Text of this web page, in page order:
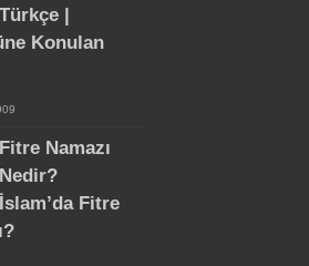
Türkçe |
Konulan
Fitre Namazı
Nedir?
İslam’da Fitre